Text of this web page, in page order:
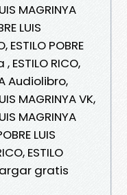
MAGRINYA
LUIS
ESTILO POBRE
ESTILO RICO,
Audiolibro,
MAGRINYA VK,
MAGRINYA
LUIS
ESTILO
gratis